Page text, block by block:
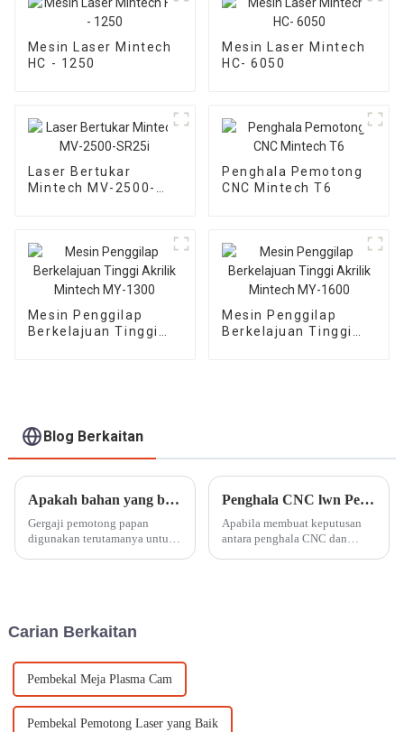
Mesin Laser Mintech
HC - 1250
Mesin Laser Mintech
HC- 6050
Laser Bertukar
Mintech MV-2500-
Penghala Pemotong
CNC Mintech T6
Mesin Penggilap
Berkelajuan Tinggi
Mesin Penggilap
Berkelajuan Tinggi
Blog Berkaitan
Apakah bahan yang boleh diproses oleh pemotongan papan?
Gergaji pemotong papan
digunakan terutamanya untuk
pemotongan tinggi, kelajuan
Penghala CNC lwn Pemotong Laser CO2: Memilih Alat yang Tepat untuk Aplikasi Anda
Apabila membuat keputusan
antara penghala CNC dan
Carian Berkaitan
Pembekal Meja Plasma Cam
Pembekal Pemotong Laser yang Baik